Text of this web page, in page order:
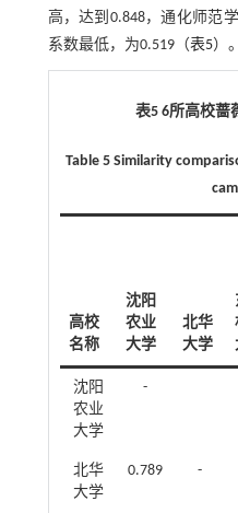
高，达到0.848，通化师范
系数最低，为0.519（表5）。
表5 6所高校蔷
Table 5 Similarity
高校
名称
沈阳
农业
大学
北华
大学
沈阳
农业
大学
-
北华
大学
0.789 -